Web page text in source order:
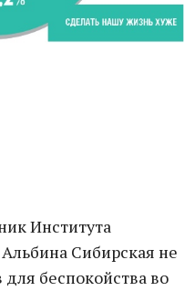
Института
Сибирская не
беспокойства во